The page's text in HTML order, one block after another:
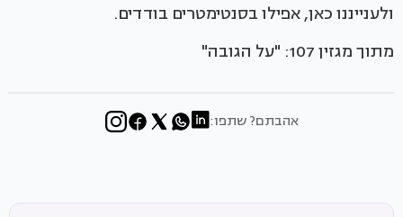
ולענייננו כאן, אפילו בסנטימטרים בודדים.
מתוך מגזין 107: "על הגובה"
אהבתם? שתפו: